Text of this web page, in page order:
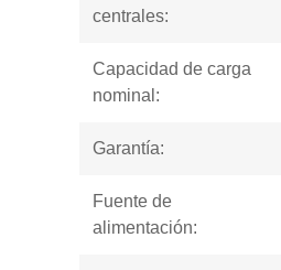
centrales:
Capacidad de carga
nominal:
Garantía:
Fuente de
alimentación: